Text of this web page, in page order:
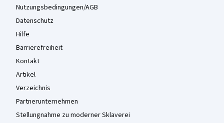
Nutzungsbedingungen/AGB
Datenschutz
Hilfe
Barrierefreiheit
Kontakt
Artikel
Verzeichnis
Partnerunternehmen
Stellungnahme zu moderner Sklaverei